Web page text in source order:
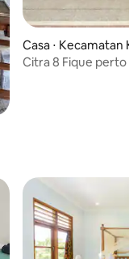
Casa ⋅ Kecamatan
Citra 8 Fique